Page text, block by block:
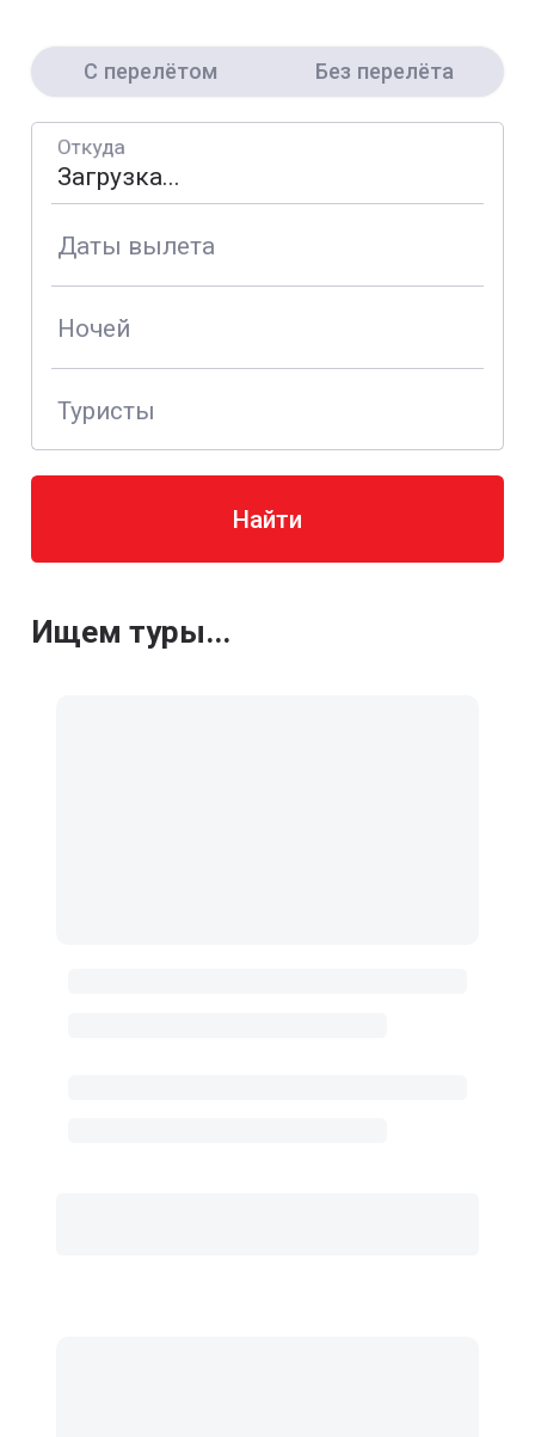
С перелётом Без перелёта
Откуда
Даты вылета
Ночей
Туристы
Найти
Ищем туры...